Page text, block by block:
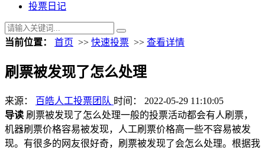
投票日记
当前位置： 首页 >> 快速投票 >> 查看详情
刷票被发现了怎么处理
来源： 百皓人工投票团队 时间： 2022-05-29 11:10:05
导读 刷票被发现了怎么处理一般的投票活动都会有人刷票，
机器刷票价格容易被发现，人工刷票价格高一些不容易被发
现。有很多的网友很好奇，刷票被发现了会怎么处理。根据我